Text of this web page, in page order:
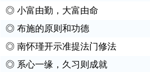
◎ 小富由勤，大富由命
◎ 布施的原则和功德
◎ 南怀瑾开示准提法门修法
◎ 系心一缘，久习则成就